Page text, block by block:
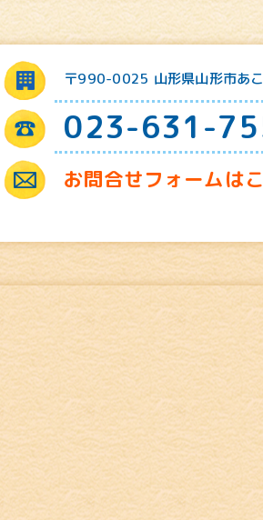
〒990-0025 山形県山形市あ
023-631-
お問合せフォームは